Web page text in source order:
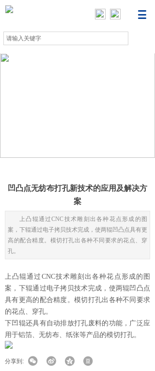
凹凸点无纺布打孔新技术的应用及解决方
案
上凸辊通过CNC技术雕刻出各种花点形成的图
案，下辊通过电子拷贝技术完成，使两辊凹凸点具有更
高的配合精度。模切打孔出各种不同要求的花点、穿
孔。
上凸辊通过CNC技术雕刻出各种花点形成的图
案，下辊通过电子拷贝技术完成，使两辊凹凸点
具有更高的配合精度。模切打孔出各种不同要求
的花点、穿孔。
下凹辊还具有自动排放打孔废料的功能，广泛应
用于铝箔、无纺布、纸张等产品的模切打孔。
分享到: